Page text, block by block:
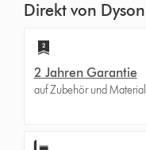
Direkt von Dyson
2 Jahren Garantie
auf Zubehör und Material